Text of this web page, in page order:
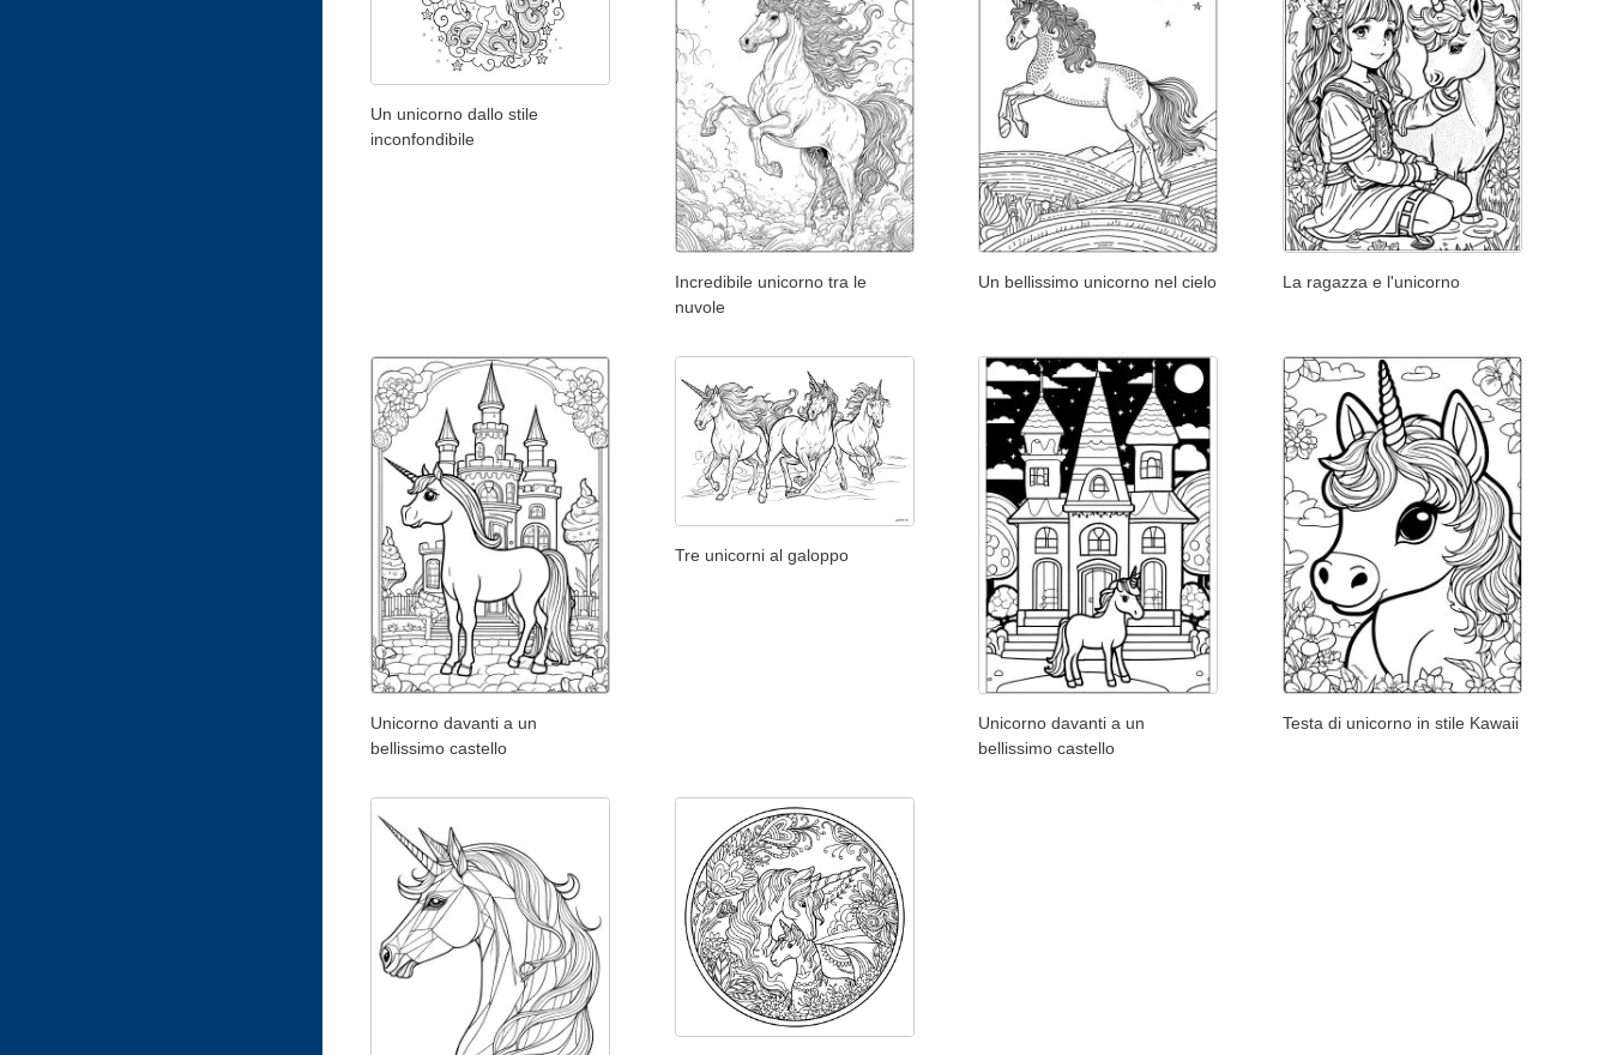
Un unicorno dallo stile
inconfondibile
Incredibile unicorno tra le
nuvole
Un bellissimo unicorno nel cielo La ragazza e l'unicorno
Unicorno davanti a un
bellissimo castello
Tre unicorni al galoppo
Unicorno davanti a un
bellissimo castello
Testa di unicorno in stile Kawaii